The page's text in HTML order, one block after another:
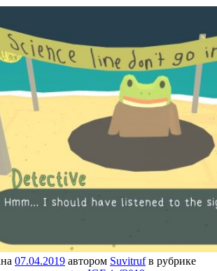
07.04.2019 автором Suvitrufв рубрике